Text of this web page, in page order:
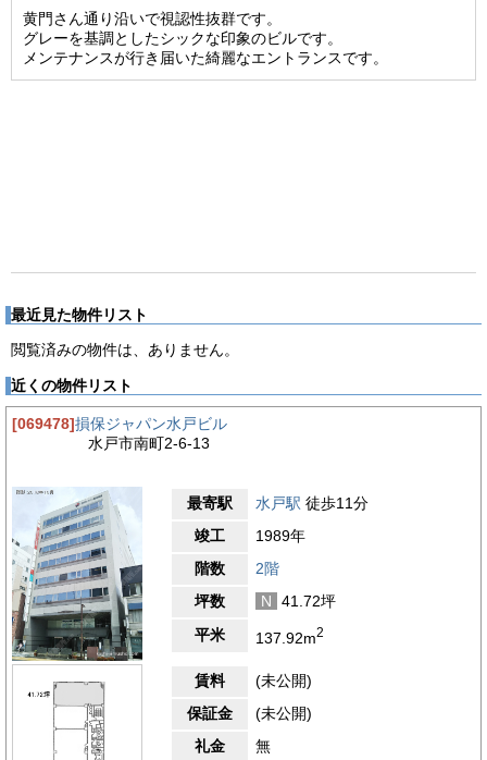
黄門さん通り沿いで視認性抜群です。
グレーを基調としたシックな印象のビルです。
メンテナンスが行き届いた綺麗なエントランスです。
最近見た物件リスト
閲覧済みの物件は、ありません。
近くの物件リスト
[069478]損保ジャパン水戸ビル
水戸市南町2-6-13
最寄駅 水戸駅 徒歩11分
竣工
1989年
階数
2階
坪数
N
41.72坪
平米
137.92m2
賃料
(未公開)
保証金
(未公開)
礼金
無